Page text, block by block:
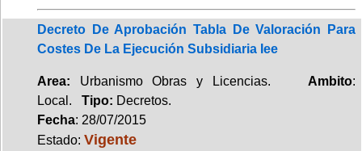
Decreto De Aprobación Tabla De Valoración Para
Costes De La Ejecución Subsidiaria Iee
Area: Urbanismo Obras y Licencias. Ambito:
Local. Tipo: Decretos.
Fecha: 28/07/2015
Estado: Vigente